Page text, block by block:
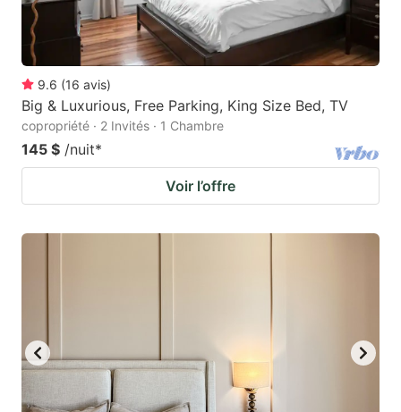
9.6 (16 avis)
Big & Luxurious, Free Parking, King Size Bed, TV
copropriété · 2 Invités · 1 Chambre
145 $ /nuit*
Voir l’offre